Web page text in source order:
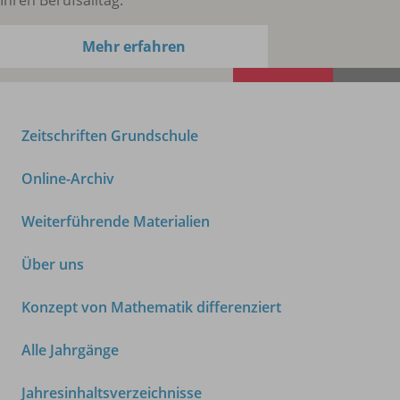
Mehr erfahren
Zeitschriften Grundschule
Online-Archiv
Weiterführende Materialien
Über uns
Konzept von Mathematik differenziert
Alle Jahrgänge
Jahresinhaltsverzeichnisse